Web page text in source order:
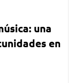
una
en